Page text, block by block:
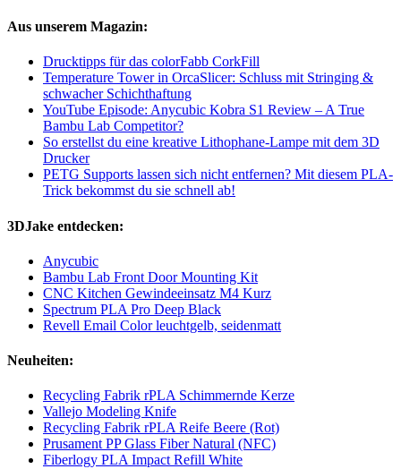
Aus unserem Magazin:
Drucktipps für das colorFabb CorkFill
Temperature Tower in OrcaSlicer: Schluss mit Stringing &
schwacher Schichthaftung
YouTube Episode: Anycubic Kobra S1 Review – A True
Bambu Lab Competitor?
So erstellst du eine kreative Lithophane-Lampe mit dem 3D
Drucker
PETG Supports lassen sich nicht entfernen? Mit diesem PLA-
Trick bekommst du sie schnell ab!
3DJake entdecken:
Anycubic
Bambu Lab Front Door Mounting Kit
CNC Kitchen Gewindeeinsatz M4 Kurz
Spectrum PLA Pro Deep Black
Revell Email Color leuchtgelb, seidenmatt
Neuheiten:
Recycling Fabrik rPLA Schimmernde Kerze
Vallejo Modeling Knife
Recycling Fabrik rPLA Reife Beere (Rot)
Prusament PP Glass Fiber Natural (NFC)
Fiberlogy PLA Impact Refill White